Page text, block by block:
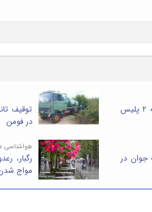
رد پیشنهاد رشوه ۷۹ میلیون تومانی به ۲ پلیس
توقیف
در فومن
جوان در
هواشناسی
مواج